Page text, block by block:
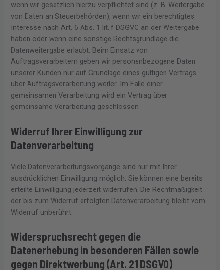
wenn wir gesetzlich hierzu verpflichtet sind (z. B. Weitergabe
von Daten an Steuerbehörden), wenn wir ein berechtigtes
Interesse nach Art. 6 Abs. 1 lit. f DSGVO an der Weitergabe
haben oder wenn eine sonstige Rechtsgrundlage die
Datenweitergabe erlaubt. Beim Einsatz von
Auftragsverarbeitern geben wir personenbezogene Daten
unserer Kunden nur auf Grundlage eines gültigen Vertrags
über Auftragsverarbeitung weiter. Im Falle einer
gemeinsamen Verarbeitung wird ein Vertrag über
gemeinsame Verarbeitung geschlossen.
Widerruf Ihrer Einwilligung zur
Datenverarbeitung
Viele Datenverarbeitungsvorgänge sind nur mit Ihrer
ausdrücklichen Einwilligung möglich. Sie können eine bereits
erteilte Einwilligung jederzeit widerrufen. Die Rechtmäßigkeit
der bis zum Widerruf erfolgten Datenverarbeitung bleibt vom
Widerruf unberührt.
Widerspruchsrecht gegen die
Datenerhebung in besonderen Fällen sowie
gegen Direktwerbung (Art. 21 DSGVO)